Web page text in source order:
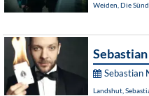
Weiden, Die
Sebastian
Landshut,